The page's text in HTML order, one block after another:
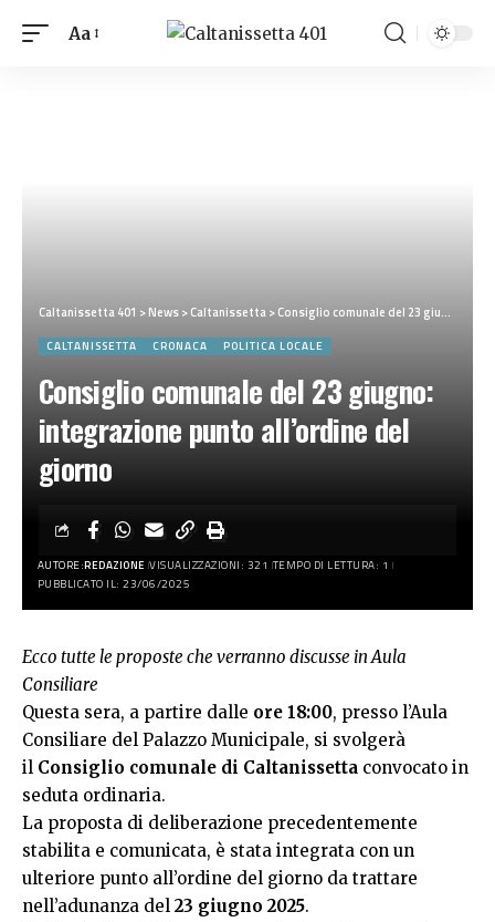
Aa
Caltanissetta 401 >News>Caltanissetta>Consiglio comunale del 23 giugno: integrazione punto all’ordine del giorno
CALTANISSETTA CRONACA POLITICA LOCALE
Consiglio comunale del 23 giugno:
integrazione punto all’ordine del
giorno
AUTORE:REDAZIONE VISUALIZZAZIONI: 321 TEMPO DI LETTURA: 1
PUBBLICATO IL: 23/06/2025
Ecco tutte le proposte che verranno discusse in Aula
Consiliare
Questa sera, a partire dalle ore 18:00, presso l’Aula
Consiliare del Palazzo Municipale, si svolgerà
il Consiglio comunale di Caltanissetta convocato in
seduta ordinaria.
La proposta di deliberazione precedentemente
stabilita e comunicata, è stata integrata con un
ulteriore punto all’ordine del giorno da trattare
nell’adunanza del 23 giugno 2025.